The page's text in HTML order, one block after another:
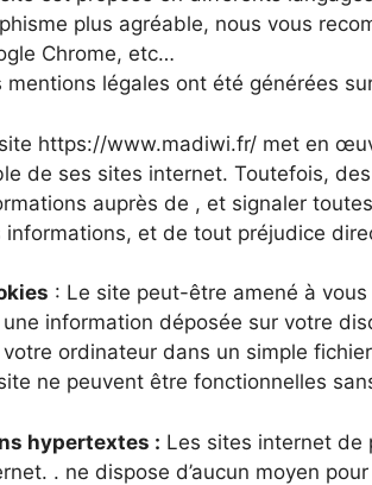
plus agréable, nous vous
Chrome, etc…
mentions légales ont été générées
https://www.madiwi.fr/ met en
de ses sites internet. Toutefois, des
auprès de , et signaler
informations, et de tout préjudice
: Le site peut-être amené à
information déposée sur votre
votre ordinateur dans un simple
ne peuvent être fonctionnelles
hypertextes : Les sites internet de
. ne dispose d’aucun moyen